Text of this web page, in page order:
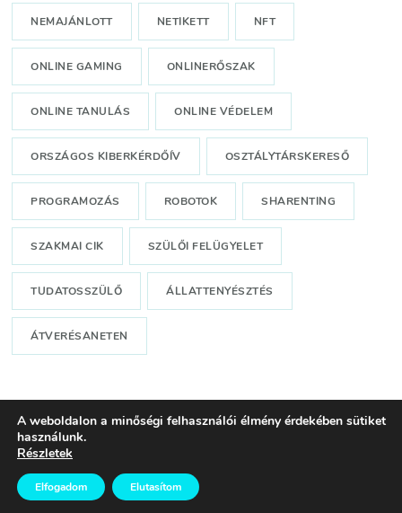
NEMAJÁNLOTT NETIKETT NFT
ONLINE GAMING ONLINERŐSZAK
ONLINE TANULÁS ONLINE VÉDELEM
ORSZÁGOS KIBERKÉRDŐÍV OSZTÁLYTÁRSKERESŐ
PROGRAMOZÁS ROBOTOK SHARENTING
SZAKMAI CIK SZÜLŐI FELÜGYELET
TUDATOSSZÜLŐ ÁLLATTENYÉSZTÉS
ÁTVERÉSANETEN
Minden jog fenntartva!© KiberHigiénia Egyesület, 2024-
2026.
Themes.Készítette:
A weboldalon a minőségi felhasználói élmény érdekében sütiket
használunk.
Részletek
Elfogadom Elutasítom